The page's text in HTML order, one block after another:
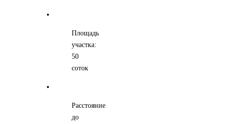
Площадь
участка:
50
соток
Расстояние
до